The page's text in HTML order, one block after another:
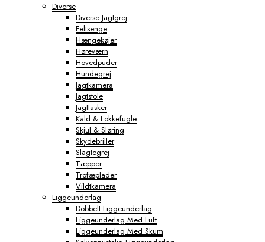
Diverse
Diverse Jagtgrej
Feltsenge
Hængekøjer
Høreværn
Hovedpuder
Hundegrej
Jagtkamera
Jagtstole
Jagttasker
Kald & Lokkefugle
Skjul & Sløring
Skydebriller
Slagtegrej
Tæpper
Trofæplader
Vildtkamera
Liggeunderlag
Dobbelt Liggeunderlag
Liggeunderlag Med Luft
Liggeunderlag Med Skum